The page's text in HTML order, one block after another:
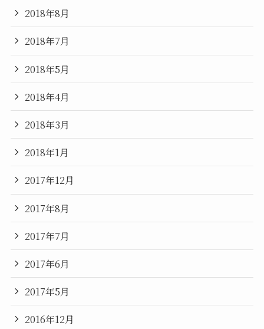
2018年8月
2018年7月
2018年5月
2018年4月
2018年3月
2018年1月
2017年12月
2017年8月
2017年7月
2017年6月
2017年5月
2016年12月